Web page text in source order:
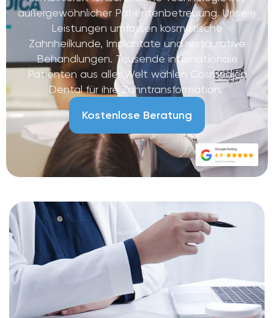
außergewöhnlicher Patientenbetreuung. Unsere
Leistungen umfassen kosmetische
Zahnheilkunde, Implantate und restaurative
Behandlungen. Tausende internationale
Patienten aus aller Welt wählen Cosmedica
Dental für ihre Zahntransformation.
Kostenlose Beratung